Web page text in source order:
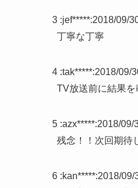
3 :jef*****:2018/09/
丁寧な丁寧
4 :tak*****:2018/09/
TV放送前に結果を
5 :azx*****:2018/09/
残念！！次回期待
6 :kan*****:2018/09/